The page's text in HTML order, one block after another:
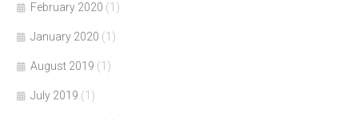
February 2020 (1)
January 2020 (1)
August 2019 (1)
July 2019 (1)